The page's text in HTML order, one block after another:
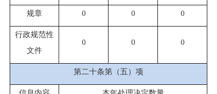
规章 0 0 0
行政规范性
文件
0 0 0
第二十条第（五）项